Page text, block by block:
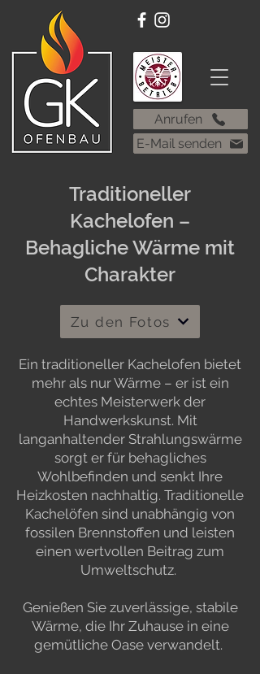
E-Mail senden
Anrufen
Traditioneller
Kachelofen –
Behagliche Wärme mit
Charakter
Zu den Fotos
Ein traditioneller Kachelofen bietet
mehr als nur Wärme – er ist ein
echtes Meisterwerk der
Handwerkskunst. Mit
langanhaltender Strahlungswärme
sorgt er für behagliches
Wohlbefinden und senkt Ihre
Heizkosten nachhaltig. Traditionelle
Kachelöfen sind unabhängig von
fossilen Brennstoffen und leisten
einen wertvollen Beitrag zum
Umweltschutz.
Genießen Sie zuverlässige, stabile
Wärme, die Ihr Zuhause in eine
gemütliche Oase verwandelt.